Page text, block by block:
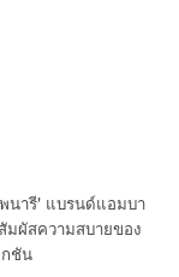
นารี’ แบรนด์แอมบา
มผัสความสบายของ
กชัน